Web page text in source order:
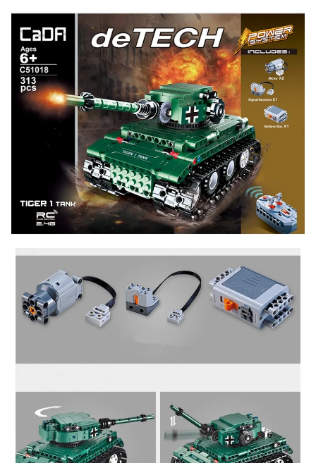
Яндекс.Маркет
с обязательным
указанием номера и даты заказа в нашем магазине
и получите купон на скидку 150₽
...уже сейчас
Участвуйте в конкурсах и розыгрышах в нашей
группе
и выигрывайте отличные призы!
Подробные условия всех акций и бонусов...